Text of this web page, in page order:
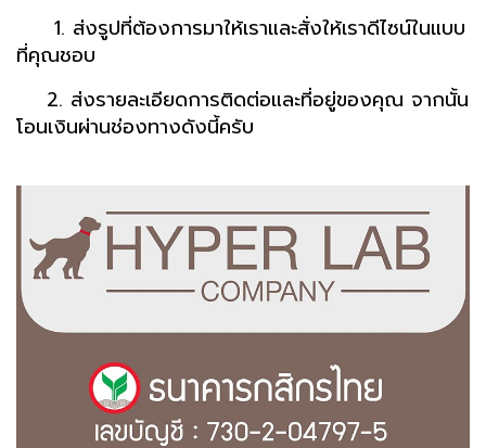
1. ส่งรูปที่ต้องการมาให้เราและสั่งให้เราดีไซน์ในแบบ
ที่คุณชอบ
2. ส่งรายละเอียดการติดต่อและที่อยู่ของคุณ จากนั้น
โอนเงินผ่านช่องทางดังนี้ครับ